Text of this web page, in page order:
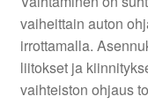
vaiheittain auton
irrottamalla.
liitokset ja
vaihteiston ohjaus